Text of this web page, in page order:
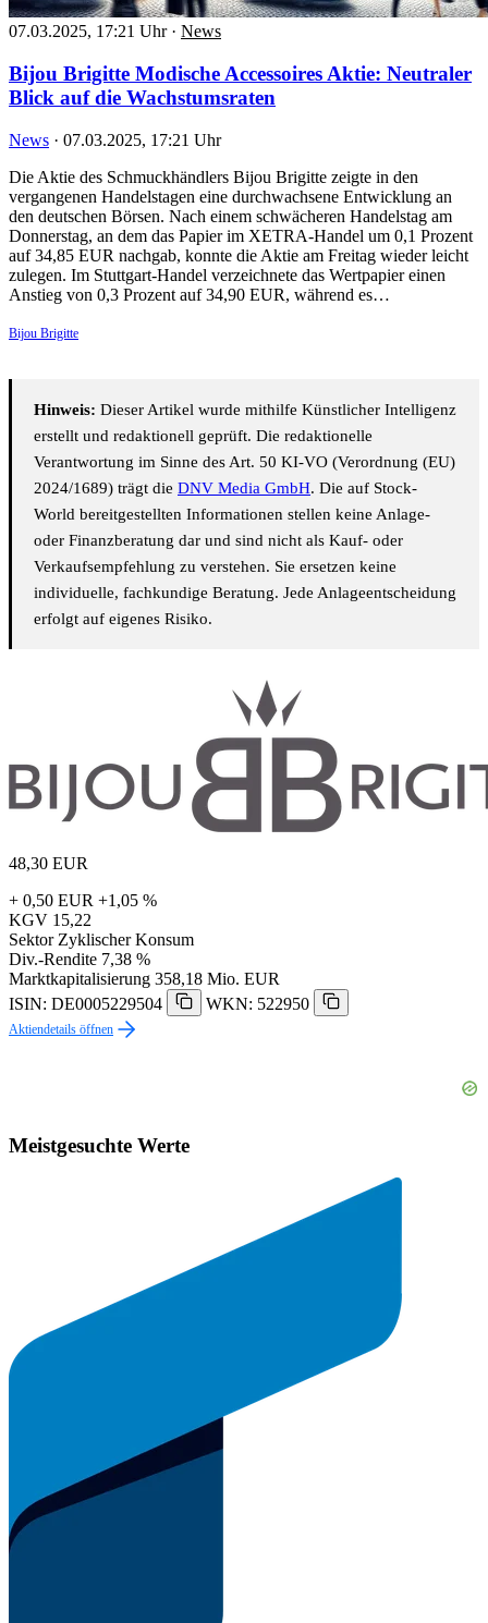
07.03.2025, 17:21 Uhr · News
Bijou Brigitte Modische Accessoires Aktie: Neutraler
Blick auf die Wachstumsraten
News · 07.03.2025, 17:21 Uhr
Die Aktie des Schmuckhändlers Bijou Brigitte zeigte in den
vergangenen Handelstagen eine durchwachsene Entwicklung an
den deutschen Börsen. Nach einem schwächeren Handelstag am
Donnerstag, an dem das Papier im XETRA-Handel um 0,1 Prozent
auf 34,85 EUR nachgab, konnte die Aktie am Freitag wieder leicht
zulegen. Im Stuttgart-Handel verzeichnete das Wertpapier einen
Anstieg von 0,3 Prozent auf 34,90 EUR, während es…
Bijou Brigitte
Hinweis: Dieser Artikel wurde mithilfe Künstlicher Intelligenz
erstellt und redaktionell geprüft. Die redaktionelle
Verantwortung im Sinne des Art. 50 KI-VO (Verordnung (EU)
2024/1689) trägt die DNV Media GmbH. Die auf Stock-
World bereitgestellten Informationen stellen keine Anlage-
oder Finanzberatung dar und sind nicht als Kauf- oder
Verkaufsempfehlung zu verstehen. Sie ersetzen keine
individuelle, fachkundige Beratung. Jede Anlageentscheidung
erfolgt auf eigenes Risiko.
48,30 EUR
+ 0,50 EUR +1,05 %
KGV 15,22
Sektor Zyklischer Konsum
Div.-Rendite 7,38 %
Marktkapitalisierung 358,18 Mio. EUR
ISIN: DE0005229504
WKN: 522950
Aktiendetails öffnen
Meistgesuchte Werte